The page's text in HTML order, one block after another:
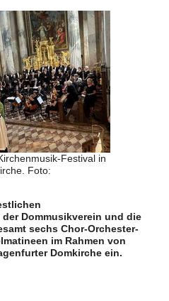
Festival in
Foto:
Dommusikverein und die
sechs Chor-Orchester-
im Rahmen von
Domkirche ein.